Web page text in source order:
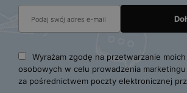
Wyrażam zgodę na przetwarzanie
osobowych w celu prowadzenia
za pośrednictwem poczty elektronicznej